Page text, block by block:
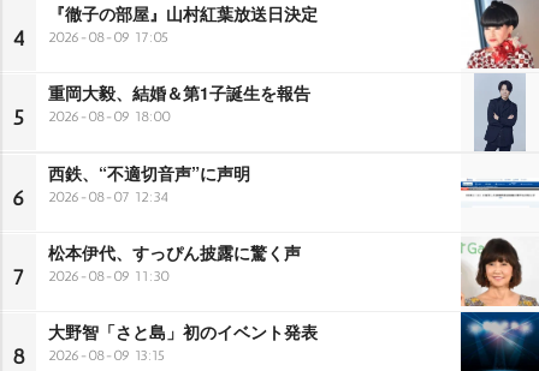
4
『徹子の部屋』山村紅葉放送日決定
2026-08-09 17:05
5
重岡大毅、結婚＆第1子誕生を報告
2026-08-09 18:00
6
西鉄、“不適切音声”に声明
2026-08-07 12:34
7
松本伊代、すっぴん披露に驚く声
2026-08-09 11:30
8
大野智「さと島」初のイベント発表
2026-08-09 13:15